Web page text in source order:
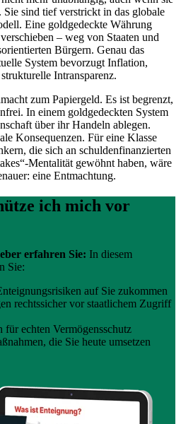
Sie sind tief verstrickt in das globale
Eine goldgedeckte Währung
– weg von Staaten und
Bürgern. Genau das
System bevorzugt Inflation,
Intransparenz.
zum Papiergeld. Es ist begrenzt,
In einem goldgedeckten System
über ihr Handeln ablegen.
Konsequenzen. Für eine Klasse
die sich an schuldenfinanzierten
Mentalität gewöhnt haben, wäre
eine Entmachtung.
ich mich vor
erfahren Sie: In diesem
Sie:
auf Sie zukommen
rechtssicher vor staatlichem Zugriff
echten Vermögensschutz
die Sie heute umsetzen